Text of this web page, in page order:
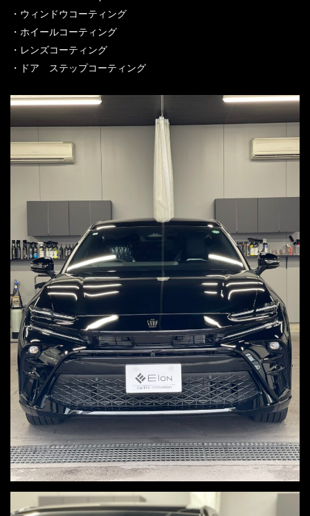
・ウィンドウコーティング
・ホイールコーティング
・レンズコーティング
・ドア ステップコーティング